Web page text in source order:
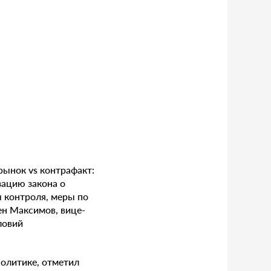
vs контрафакт:
закона о
контроля, меры по
Максимов, вице-
отметил